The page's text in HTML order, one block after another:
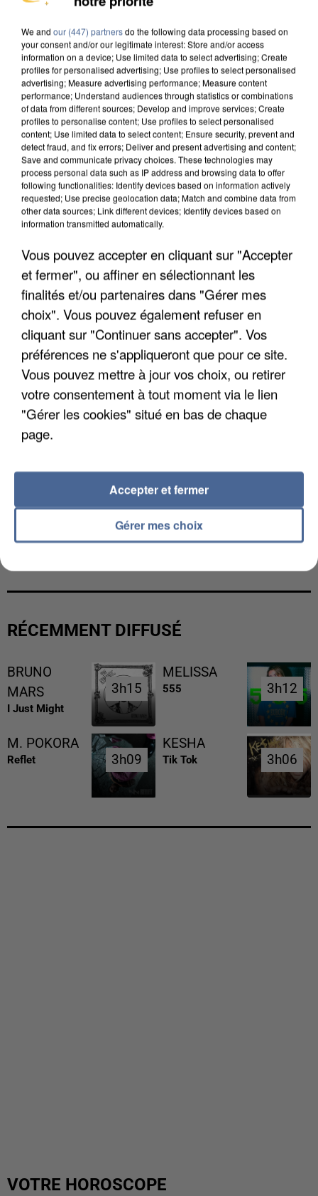
MAFIA INTERPELLÉ EN ALGÉRIE
UN SECOND CADRE DE LA DZ MAFIA
INTERPELLÉ EN ALGÉRIE
UNE TOURISTE DE L’OISE EMPORTÉE PAR UNE
RÉCEMMENT DIFFUSÉ
BRUNO
MARS
I Just Might
3h15
3h15
MELISSA
555 3h12
3h12
M. POKORA
Reflet 3h09
3h09
KESHA
Tik Tok 3h06
3h06
VOTRE HOROSCOPE
We and our (447) partnersdo the following data processing based on
your consent and/or our legitimate interest: Store and/or access
information on a device; Use limited data to select advertising; Create
profiles for personalised advertising; Use profiles to select personalised
advertising; Measure advertising performance; Measure content
performance; Understand audiences through statistics or combinations
of data from different sources; Develop and improve services; Create
profiles to personalise content; Use profiles to select personalised
content; Use limited data to select content; Ensure security, prevent and
detect fraud, and fix errors; Deliver and present advertising and content;
Save and communicate privacy choices. These technologies may
process personal data such as IP address and browsing data to offer
following functionalities: Identify devices based on information actively
requested; Use precise geolocation data; Match and combine data from
other data sources; Link different devices; Identify devices based on
information transmitted automatically.
Vous pouvez accepter en cliquant sur "Accepter
et fermer", ou affiner en sélectionnant les
finalités et/ou partenaires dans "Gérer mes
choix". Vous pouvez également refuser en
cliquant sur "Continuer sans accepter". Vos
préférences ne s'appliqueront que pour ce site.
Vous pouvez mettre à jour vos choix, ou retirer
votre consentement à tout moment via le lien
"Gérer les cookies" situé en bas de chaque
page.
Gérer mes choix
Accepter et fermer